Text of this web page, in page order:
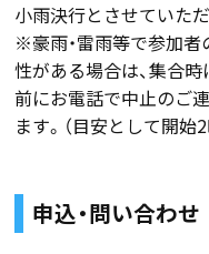
小雨決行とさせていただ
※豪雨・雷雨等で参加
性がある場合は、集合
前にお電話で中止のご
ます。（目安として開始
申込・問い合わせ